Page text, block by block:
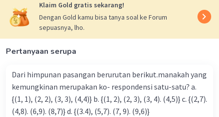
Iklan
Klaim Gold gratis sekarang!
Dengan Gold kamu bisa tanya soal ke Forum
sepuasnya, lho.
Pertanyaan serupa
Dari himpunan pasangan berurutan berikut.manakah yang
kemungkinan merupakan ko- respondensi satu-satu? a.
{(1, 1), (2, 2), (3, 3), (4,4)} b. {(1, 2), (2, 3), (3, 4). (4,5)} c. {(2,7).
(4,8). (6,9). (8,7)} d. {(3.4), (5,7). (7, 9). (9,6)}